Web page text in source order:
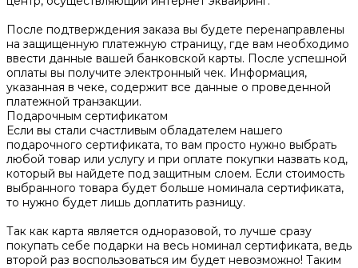
После подтверждения заказа вы будете перенаправлены
на защищенную платежную страницу, где вам необходимо
ввести данные вашей банковской карты. После успешной
оплаты вы получите электронный чек. Информация,
указанная в чеке, содержит все данные о проведенной
платежной транзакции.
Подарочным сертификатом
Если вы стали счастливым обладателем нашего
подарочного сертификата, то вам просто нужно выбрать
любой товар или услугу и при оплате покупки назвать код,
который вы найдете под защитным слоем. Если стоимость
выбранного товара будет больше номинала сертификата,
то нужно будет лишь доплатить разницу.
Так как карта является одноразовой, то лучше сразу
покупать себе подарки на весь номинал сертификата, ведь
второй раз воспользоваться им будет невозможно! Таким